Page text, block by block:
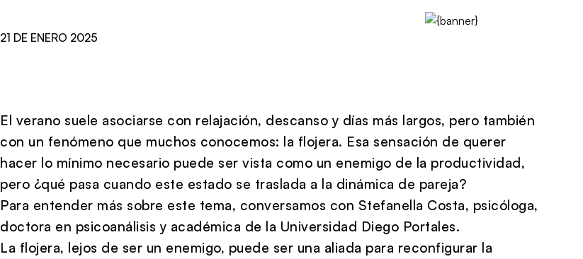
21 DE ENERO 2025
El verano suele asociarse con relajación, descanso y días más largos, pero también
con un fenómeno que muchos conocemos: la flojera. Esa sensación de querer
hacer lo mínimo necesario puede ser vista como un enemigo de la productividad,
pero ¿qué pasa cuando este estado se traslada a la dinámica de pareja?
Para entender más sobre este tema, conversamos con Stefanella Costa, psicóloga,
doctora en psicoanálisis y académica de la Universidad Diego Portales.
La flojera, lejos de ser un enemigo, puede ser una aliada para reconfigurar la